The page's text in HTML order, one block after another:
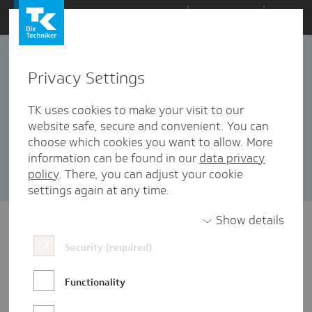
Zum
Inhalt
springen
Patientensicherheit
4 Artikel in dieser Kategorie enthalten
Sortieren nach: Datum Popularität
Privacy Settings
TK uses cookies to make your visit to our
website safe, secure and convenient. You can
choose which cookies you want to allow. More
information can be found in our data privacy
policy. There, you can adjust your cookie
settings again at any time.
Show details
Security (required)
Functionality